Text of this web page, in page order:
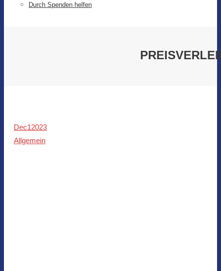
Durch Spenden helfen
Dec12023
Allgemein